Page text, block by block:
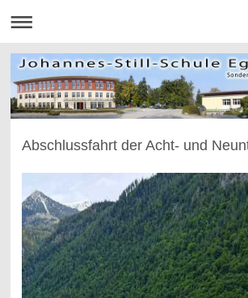
Abschlussfahrt der Acht- und